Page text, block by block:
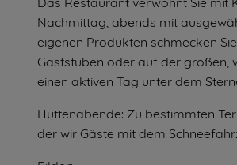
Nachmittag, abends mit
eigenen Produkten schmecken
Gaststuben oder auf der großen,
einen aktiven Tag unter dem
Hüttenabende: Zu bestimmten
der wir Gäste mit dem